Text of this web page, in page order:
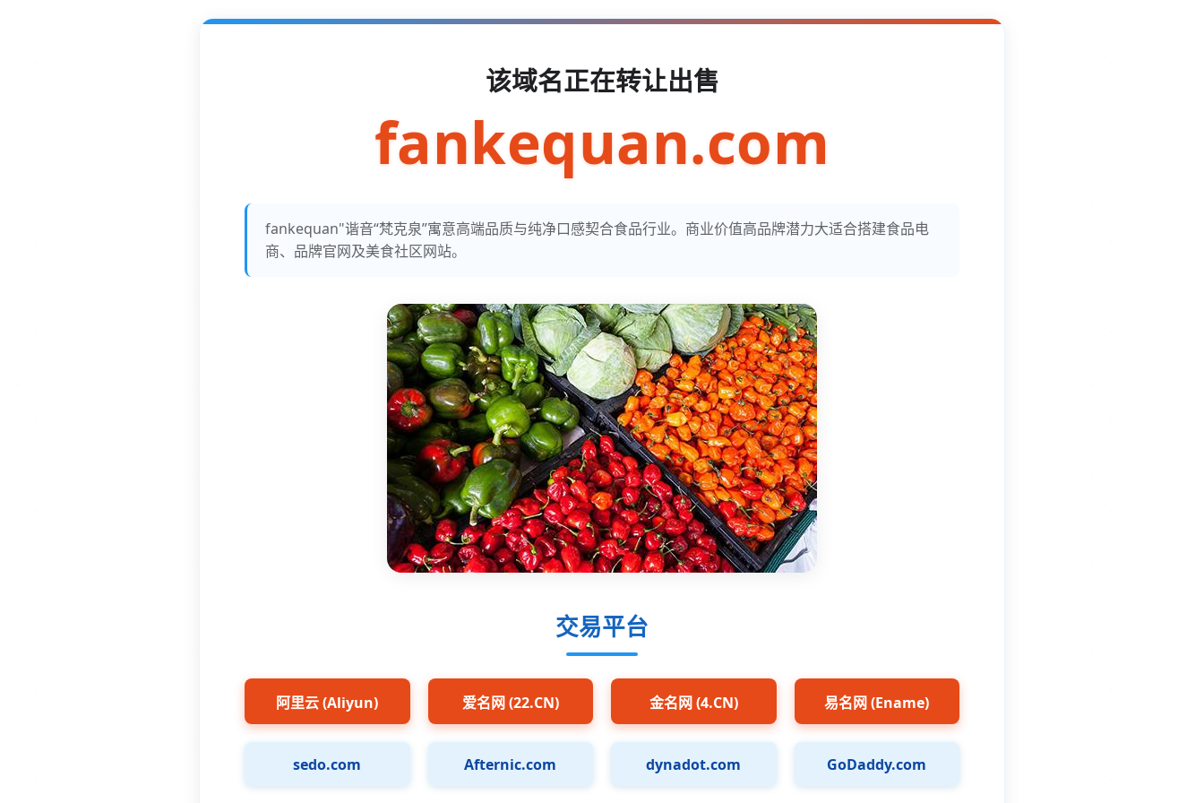
该域名正在转让出售
fankequan.com
fankequan"谐音“梵克泉”寓意高端品质与纯净口感契合食品行业。商业价值高品牌潜力大适合搭建食品电
商、品牌官网及美食社区网站。
交易平台
阿里云 (Aliyun) 爱名网 (22.CN) 金名网 (4.CN) 易名网 (Ename)
sedo.com Afternic.com dynadot.com GoDaddy.com